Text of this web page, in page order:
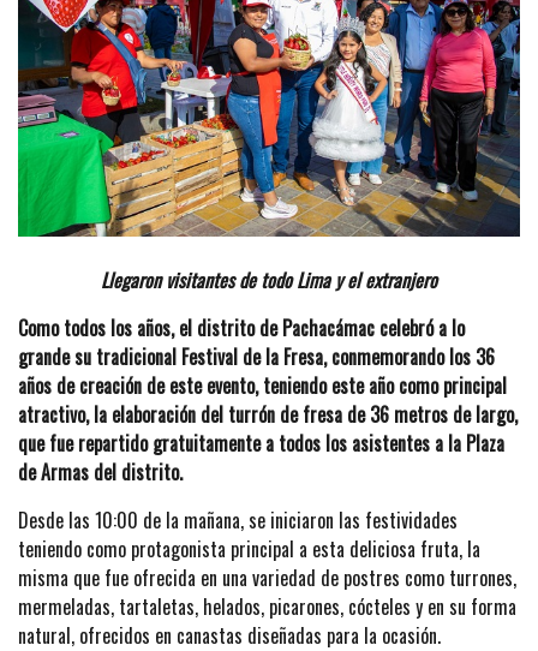
Llegaron visitantes de todo Lima y el extranjero
Como todos los años, el distrito de Pachacámac celebró a lo
grande su tradicional Festival de la Fresa, conmemorando los 36
años de creación de este evento, teniendo este año como principal
atractivo, la elaboración del turrón de fresa de 36 metros de largo,
que fue repartido gratuitamente a todos los asistentes a la Plaza
de Armas del distrito.
Desde las 10:00 de la mañana, se iniciaron las festividades
teniendo como protagonista principal a esta deliciosa fruta, la
misma que fue ofrecida en una variedad de postres como turrones,
mermeladas, tartaletas, helados, picarones, cócteles y en su forma
natural, ofrecidos en canastas diseñadas para la ocasión.